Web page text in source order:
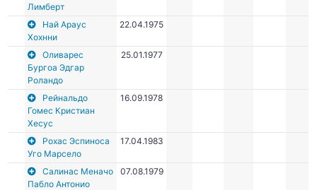
Лимберт
Най Араус
Хохнни
22.04.1975
Оливарес
Бургоа Эдгар
Роландо
25.01.1977
Рейнальдо
Гомес Кристиан
Хесус
16.09.1978
Рохас Эспиноса
Уго Марсело
17.04.1983
Салинас Меначо
Пабло Антонио
07.08.1979